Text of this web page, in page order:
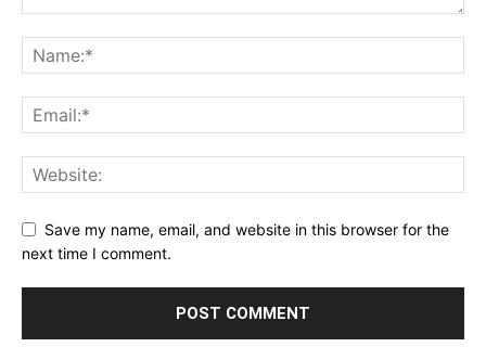
Save my name, email, and website in this browser for the
next time I comment.